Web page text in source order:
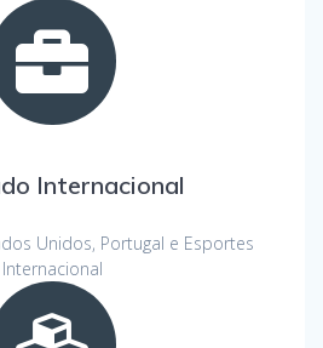
Internacional
Unidos, Portugal e Esportes
Internacional